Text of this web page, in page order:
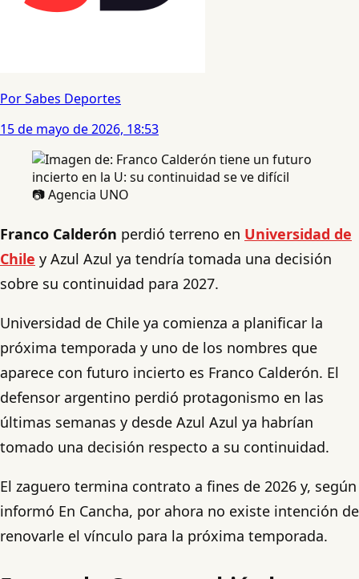
Por Sabes Deportes
15 de mayo de 2026, 18:53
📷 Agencia UNO
Franco Calderón perdió terreno en Universidad de
Chile y Azul Azul ya tendría tomada una decisión
sobre su continuidad para 2027.
Universidad de Chile ya comienza a planificar la
próxima temporada y uno de los nombres que
aparece con futuro incierto es Franco Calderón. El
defensor argentino perdió protagonismo en las
últimas semanas y desde Azul Azul ya habrían
tomado una decisión respecto a su continuidad.
El zaguero termina contrato a fines de 2026 y, según
informó En Cancha, por ahora no existe intención de
renovarle el vínculo para la próxima temporada.